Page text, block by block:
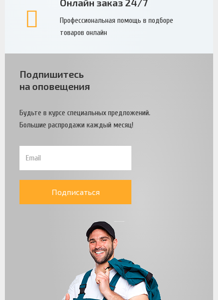
Онлайн заказ 24/7
Профессиональная помощь в подборе
товаров онлайн
Подпишитесь
на оповещения
Будьте в курсе специальных предложений.
Большие распродажи каждый месяц!
Подписаться